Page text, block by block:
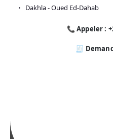
Dakhla - Oued Ed-Dahab
📞 Appeler :
🧾